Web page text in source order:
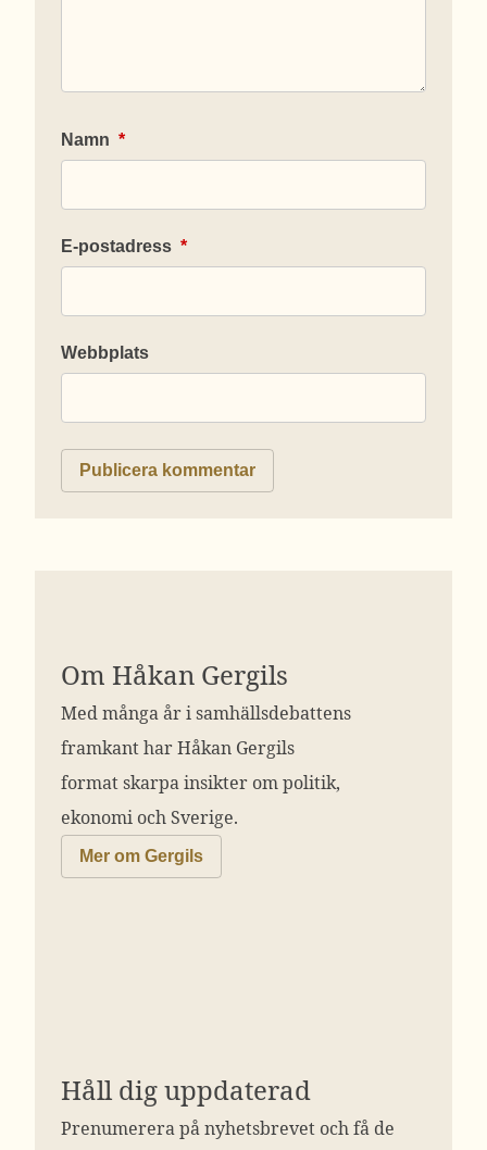
Namn *
E-postadress *
Webbplats
Om Håkan Gergils
Med många år i samhällsdebattens
framkant har Håkan Gergils
format skarpa insikter om politik,
ekonomi och Sverige.
Mer om Gergils
Håll dig uppdaterad
Prenumerera på nyhetsbrevet och få de